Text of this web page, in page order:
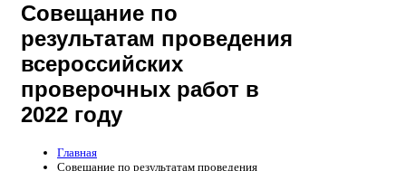
Совещание по
результатам проведения
всероссийских
проверочных работ в
2022 году
Главная
Совещание по результатам проведения